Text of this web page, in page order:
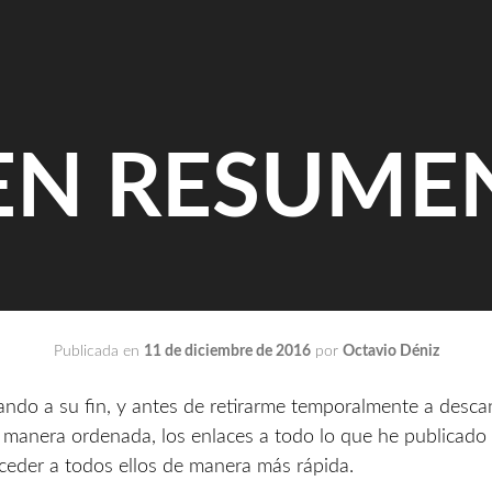
Publicada en 11 de diciembre de 2016por Octavio Déniz
a su fin, y antes de retirarme temporalmente a
ordenada, los enlaces a todo lo que he publicado
a todos ellos de manera más rápida.